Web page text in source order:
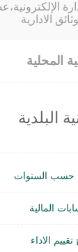
الادارية
المحلية
البلدية
حسب السنوات
المالية
تقييم الاداء